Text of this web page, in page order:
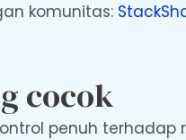
komunitas:
cocok
penuh terhadap